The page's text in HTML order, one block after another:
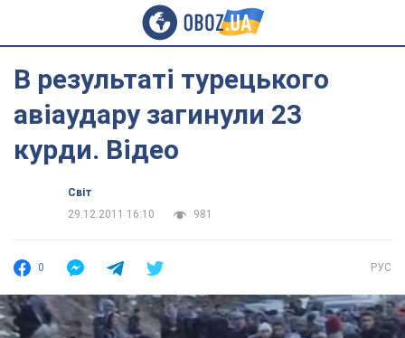
В результаті турецького
авіаудару загинули 23
курди. Відео
Світ
29.12.2011 16:10
981
0 РУС